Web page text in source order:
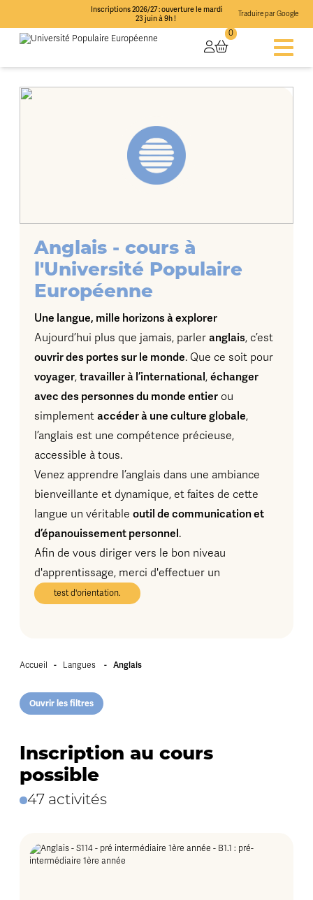
Inscriptions 2026/27 : ouverture le mardi
23 juin à 9h !
Traduire par Google
0
Anglais - cours à
l'Université Populaire
Européenne
Une langue, mille horizons à explorer
Aujourd’hui plus que jamais, parler anglais, c’est
ouvrir des portes sur le monde. Que ce soit pour
voyager, travailler à l’international, échanger
avec des personnes du monde entier ou
simplement accéder à une culture globale,
l’anglais est une compétence précieuse,
accessible à tous.
Venez apprendre l’anglais dans une ambiance
bienveillante et dynamique, et faites de cette
langue un véritable outil de communication et
d’épanouissement personnel.
Afin de vous diriger vers le bon niveau
d'apprentissage, merci d'effectuer un
test d'orientation.
Accueil - Langues - Anglais
Ouvrir les filtres
Inscription au cours
possible
47 activités